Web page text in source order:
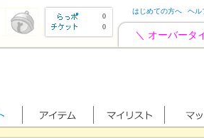
0
0
はじめての方へ ヘル
＼ オーバータ